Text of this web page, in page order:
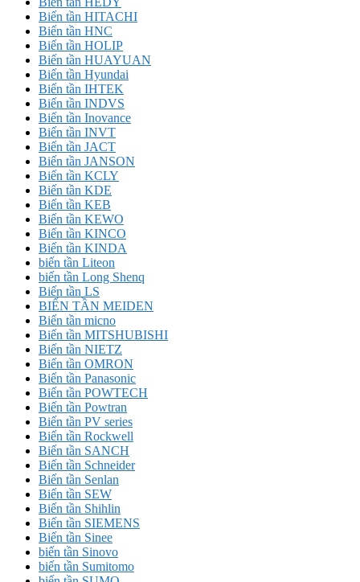
Biến tần HITACHI
Biến tần HNC
Biến tần HOLIP
Biến tần HUAYUAN
Biến tần Hyundai
Biến tần IHTEK
Biến tần INDVS
Biến tần Inovance
Biến tần INVT
Biến tần JACT
Biến tần JANSON
Biến tần KCLY
Biến tần KDE
Biến tần KEB
Biến tần KEWO
Biến tần KINCO
Biến tần KINDA
biến tần Liteon
biến tần Long Shenq
Biến tần LS
BIẾN TẦN MEIDEN
Biến tần micno
Biến tần MITSHUBISHI
Biến tần NIETZ
Biến tần OMRON
Biến tần Panasonic
Biến tần POWTECH
Biến tần Powtran
Biến tần PV series
Biến tần Rockwell
Biến tần SANCH
Biến tần Schneider
Biến tần Senlan
Biến tần SEW
Biến tần Shihlin
Biến tần SIEMENS
Biến tần Sinee
biến tần Sinovo
biến tần Sumitomo